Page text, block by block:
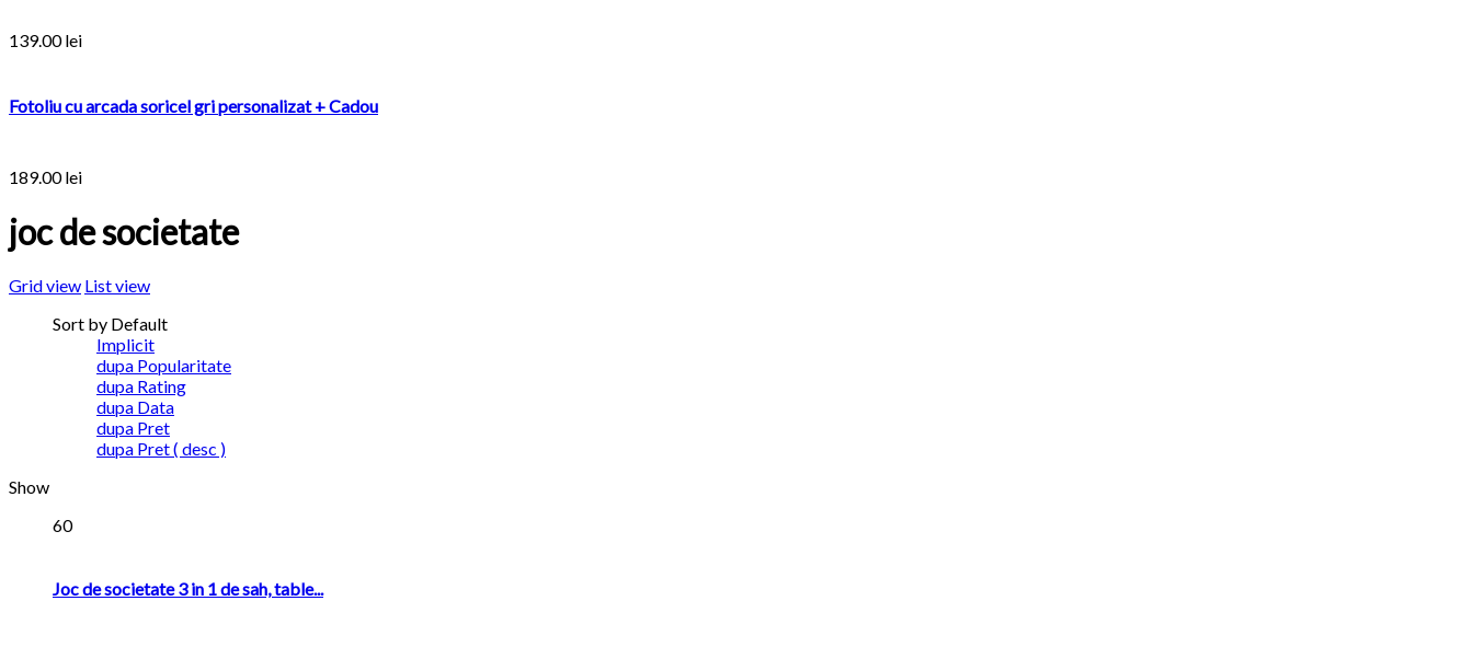
139.00lei
Fotoliu cu arcada soricel gri personalizat + Cadou
189.00lei
joc de societate
Grid view List view
Sort by Default
Implicit
dupa Popularitate
dupa Rating
dupa Data
dupa Pret
dupa Pret ( desc )
Show
60
Joc de societate 3 in 1 de sah, table...